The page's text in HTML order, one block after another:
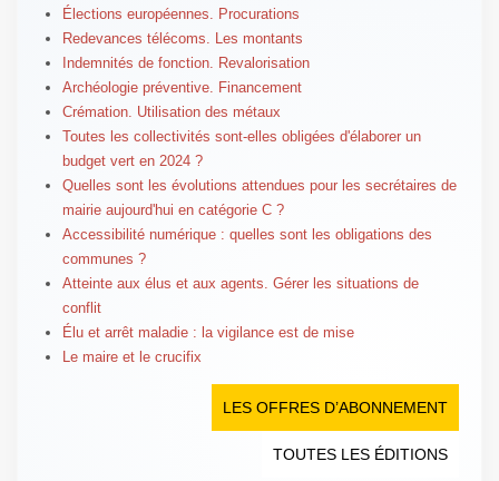
Élections européennes. Procurations
Redevances télécoms. Les montants
Indemnités de fonction. Revalorisation
Archéologie préventive. Financement
Crémation. Utilisation des métaux
Toutes les collectivités sont-elles obligées d'élaborer un
budget vert en 2024 ?
Quelles sont les évolutions attendues pour les secrétaires de
mairie aujourd'hui en catégorie C ?
Accessibilité numérique : quelles sont les obligations des
communes ?
Atteinte aux élus et aux agents. Gérer les situations de
conflit
Élu et arrêt maladie : la vigilance est de mise
Le maire et le crucifix
LES OFFRES D’ABONNEMENT
TOUTES LES ÉDITIONS